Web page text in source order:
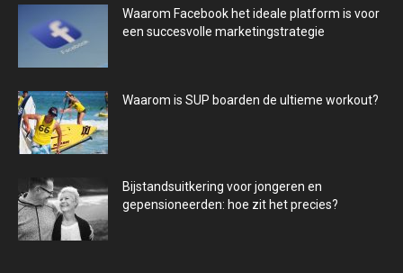
Waarom Facebook het ideale platform is voor
een succesvolle marketingstrategie
Waarom is SUP boarden de ultieme workout?
Bijstandsuitkering voor jongeren en
gepensioneerden: hoe zit het precies?